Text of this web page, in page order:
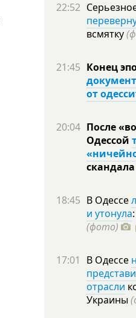
22:52
всмятку
21:45 Конец
от
20:04 После
Одессой
скандала
18:45 В Одессе
и утонула
(фото)
17:01 В Одессе
отрасли
Украины